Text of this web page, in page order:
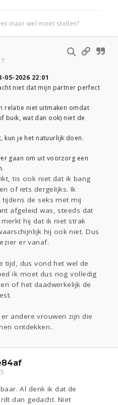
maar wel moet stellen?
05-2026 22:01
niet dat mijn partner perfect
relatie niet uitmaken omdat
buik, wat dan ook) niet de
kun je het natuurlijk doen.
gaan om uit voorzorg een
tis ook niet dat ik bang
of iets dergelijks. Ik
de seks met mij
afgeleid was, steeds dat
hij dat ik niet strak
hij ook niet. Dus
er vanaf.
tijd, dus vond het wel de
ik moet dus nog volledig
of het daadwerkelijk de
andere vrouwen zijn die
ontdekken..
Al denk ik dat de
dan gedacht. Niet